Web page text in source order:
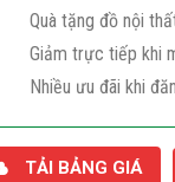
Quà tặng đồ nội
Giảm trực tiếp khi
Nhiều ưu đãi khi
TẢI BẢNG GIÁ